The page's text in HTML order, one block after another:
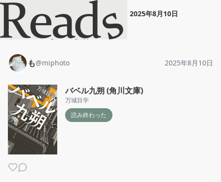
も "バベル九朔 (角川文庫) 2025年8月10日
ホーム も 投稿
も@miphoto 2025年8月10日
バベル九朔 (角川文庫)
万城目学
読み終わった